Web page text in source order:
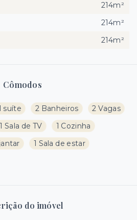
Cômodos
suíte 2 Banheiros
2 Vagas
1 Sala de TV
1 Cozinha
1 Sala de estar
do imóvel
214m²
214m²
214m²